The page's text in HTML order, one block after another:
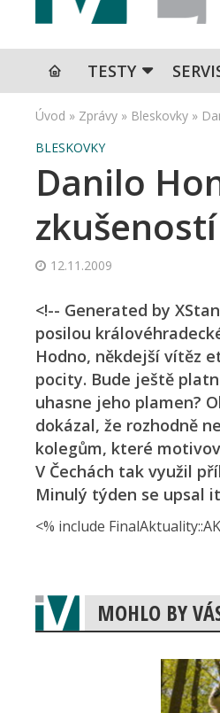
TESTY
Úvod » Zprávy » Bleskovky »
BLESKOVKY
Danilo
zkušeností
12.11.2009
<!-- Generated by
posilou
Hodno, někdejší vítěz
pocity. Bude ještě
uhasne jeho plamen?
dokázal, že rozhodně
kolegům, které
V Čechách tak využil
Minulý týden se upsal
<% include
MOHLO BY